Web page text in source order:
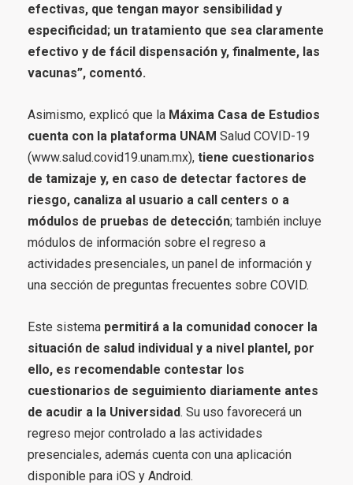
efectivas, que tengan mayor sensibilidad y
especificidad; un tratamiento que sea claramente
efectivo y de fácil dispensación y, finalmente, las
vacunas”, comentó.
Asimismo, explicó que la Máxima Casa de Estudios
cuenta con la plataforma UNAM Salud COVID-19
(www.salud.covid19.unam.mx), tiene cuestionarios
de tamizaje y, en caso de detectar factores de
riesgo, canaliza al usuario a call centers o a
módulos de pruebas de detección; también incluye
módulos de información sobre el regreso a
actividades presenciales, un panel de información y
una sección de preguntas frecuentes sobre COVID.
Este sistema permitirá a la comunidad conocer la
situación de salud individual y a nivel plantel, por
ello, es recomendable contestar los
cuestionarios de seguimiento diariamente antes
de acudir a la Universidad. Su uso favorecerá un
regreso mejor controlado a las actividades
presenciales, además cuenta con una aplicación
disponible para iOS y Android.